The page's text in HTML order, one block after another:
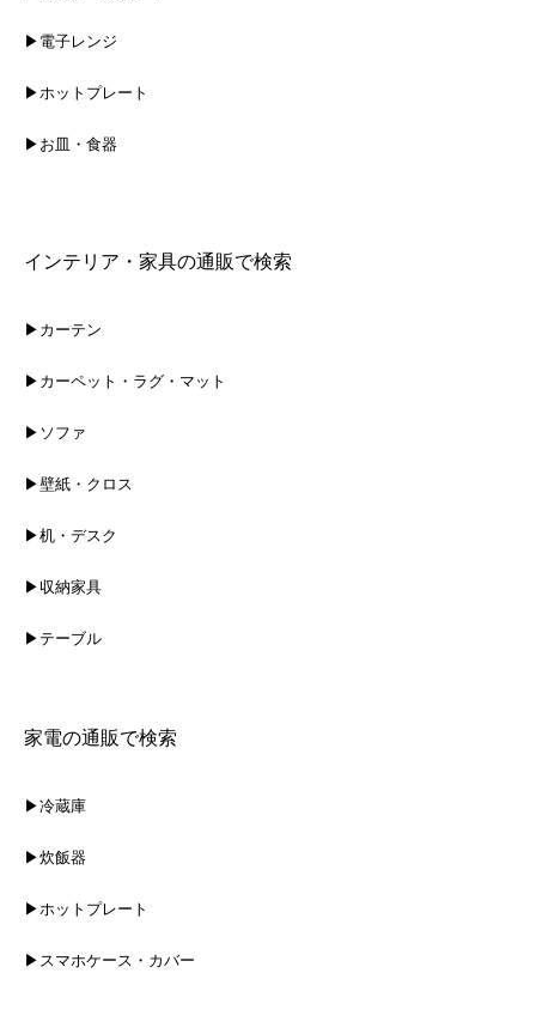
▶電子レンジ
▶ホットプレート
▶お皿・食器
インテリア・家具の通販で検索
▶カーテン
▶カーペット・ラグ・マット
▶ソファ
▶壁紙・クロス
▶机・デスク
▶収納家具
▶テーブル
家電の通販で検索
▶冷蔵庫
▶炊飯器
▶ホットプレート
▶スマホケース・カバー